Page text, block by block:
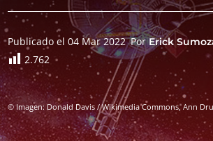
Publicado el 04 Mar 2022 PorErick
2.762
© Imagen: Donald Davis / Wikimedia Commons, Ann